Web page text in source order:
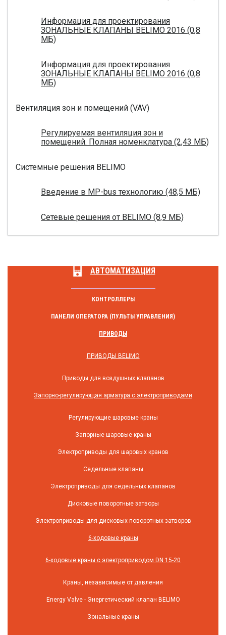
Информация для проектирования
ЗОНАЛЬНЫЕ КЛАПАНЫ BELIMO 2016 (0,8
МБ)
Информация для проектирования
ЗОНАЛЬНЫЕ КЛАПАНЫ BELIMO 2016 (0,8
МБ)
Вентиляция зон и помещений (VAV)
Регулируемая вентиляция зон и
помещений. Полная номенклатура (2,43 МБ)
Системные решения BELIMO
Введение в MP-bus технологию (48,5 МБ)
Сетевые решения от BELIMO (8,9 МБ)
АВТОМАТИЗАЦИЯ
КОНТРОЛЛЕРЫ
ПАНЕЛИ ОПЕРАТОРА (ПУЛЬТЫ УПРАВЛЕНИЯ)
ПРИВОДЫ
ПРИВОДЫ BELIMO
Приводы для воздушных клапанов
Запорно-регулирующая арматура с электроприводами
Регулирующие шаровые краны
Запорные шаровые краны
Электроприводы для шаровых кранов
Седельные клапаны
Электроприводы для седельных клапанов
Дисковые поворотные затворы
Электроприводы для дисковых поворотных затворов
6-ходовые краны
6-ходовые краны с электроприводом DN 15-20
Краны, независимые от давления
Energy Valve - Энергетический клапан BELIMO
Зональные краны